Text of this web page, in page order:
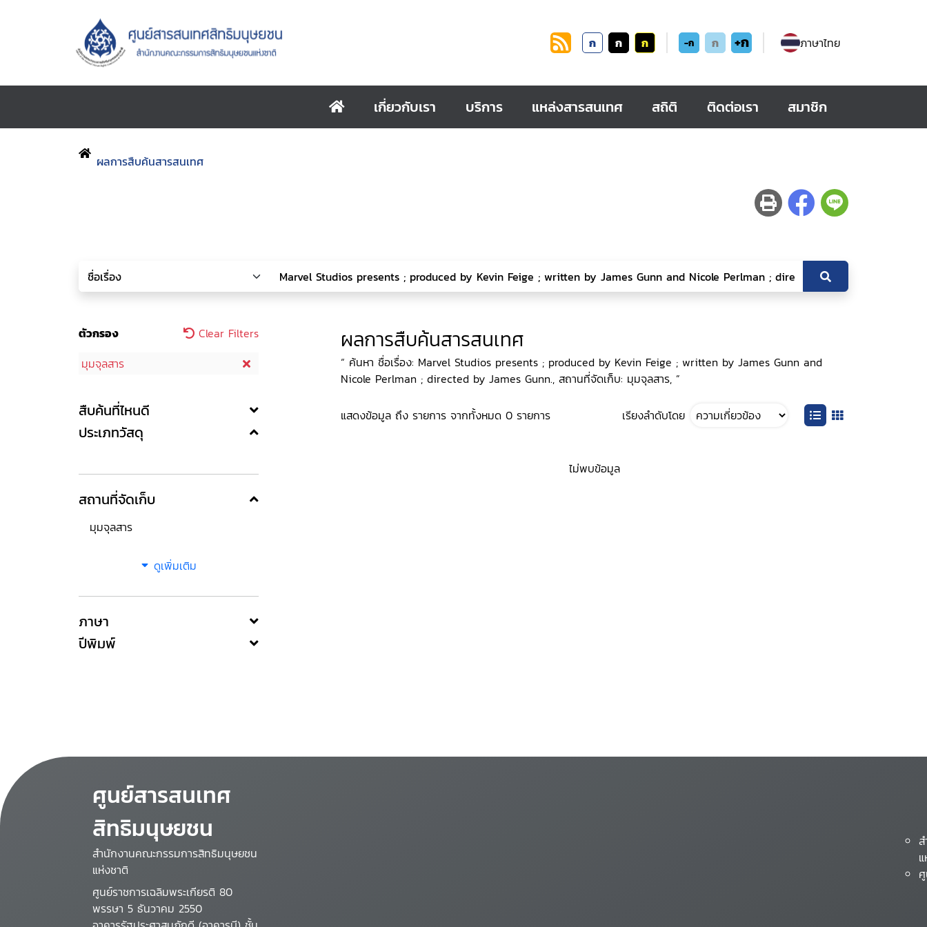
ก ก ก -ก ก +ก ภาษาไทย
เกี่ยวกับเรา บริการ แหล่งสารสนเทศ สถิติ ติดต่อเรา สมาชิก
ผลการสืบค้นสารสนเทศ
ตัวกรอง
Clear Filters
มุมจุลสาร
สืบค้นที่ไหนดี
ประเภทวัสดุ
สถานที่จัดเก็บ
มุมจุลสาร
ดูเพิ่มเติม
ภาษา
ปีพิมพ์
ผลการสืบค้นสารสนเทศ
“ ค้นหา ชื่อเรื่อง: Marvel Studios presents ; produced by Kevin Feige ; written by James Gunn and
Nicole Perlman ; directed by James Gunn., สถานที่จัดเก็บ: มุมจุลสาร, ”
แสดงข้อมูล ถึง รายการ จากทั้งหมด 0 รายการ เรียงลำดับโดย
ไม่พบข้อมูล
ศูนย์สารสนเทศ
สิทธิมนุษยชน
สำนักงานคณะกรรมการสิทธิมนุษยชน
แห่งชาติ
ศูนย์ราชการเฉลิมพระเกียรติ 80
พรรษา 5 ธันวาคม 2550